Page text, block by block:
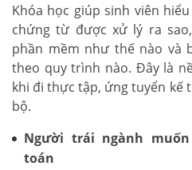
Khóa học giúp sinh viên
chứng từ được xử lý ra
phần mềm như thế nào và
theo quy trình nào. Đây là
khi đi thực tập, ứng tuyển kế
bộ.
Người trái ngành
toán